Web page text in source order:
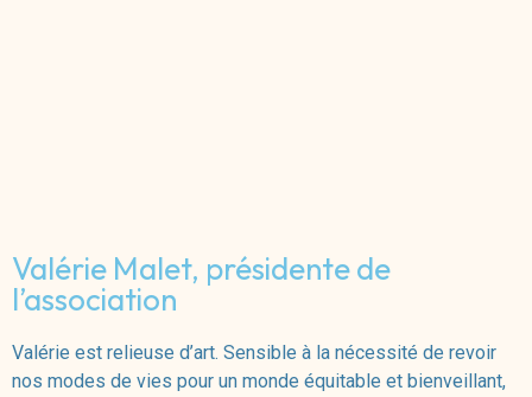
Valérie Malet, présidente de
l’association
Valérie est relieuse d’art. Sensible à la nécessité de revoir
nos modes de vies pour un monde équitable et bienveillant,